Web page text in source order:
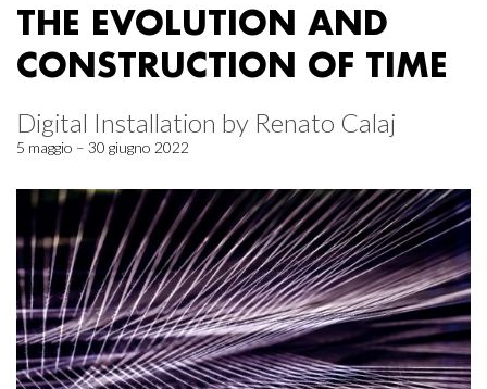
THE EVOLUTION AND
CONSTRUCTION OF TIME
Digital Installation by Renato Calaj
5 maggio – 30 giugno 2022